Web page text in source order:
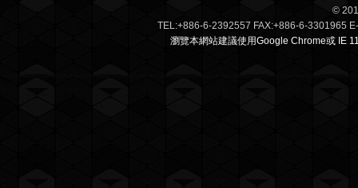
©
TEL:+886-6-2392557 FAX:+886-6-3301965
瀏覽本網站建議使用Google Chrome或 IE